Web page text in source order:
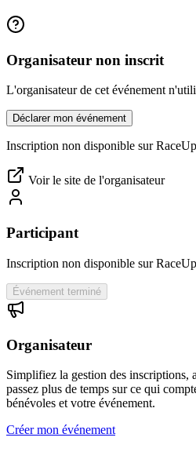
Organisateur non inscrit
L'organisateur de cet événement
Déclarer mon événement
Inscription non disponible sur
Voir le site de l'organisateur
Participant
Inscription non disponible sur
Événement terminé
Organisateur
Simplifiez la gestion des inscriptions,
passez plus de temps sur ce qui
bénévoles et votre événement.
Créer mon événement